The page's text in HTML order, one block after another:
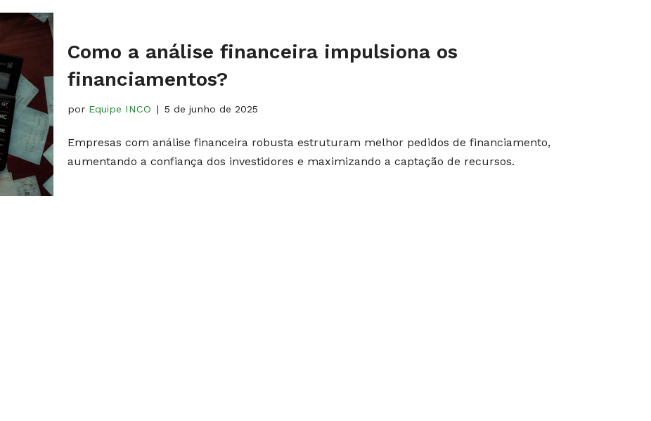
Como a análise financeira impulsiona os
financiamentos?
por Equipe INCO 5 de junho de 2025
Empresas com análise financeira robusta estruturam melhor pedidos de financiamento,
aumentando a confiança dos investidores e maximizando a captação de recursos.